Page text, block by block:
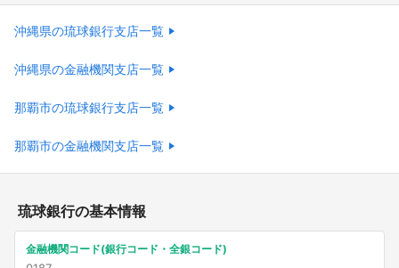
沖縄県の琉球銀行支店一覧
沖縄県の金融機関支店一覧
那覇市の琉球銀行支店一覧
那覇市の金融機関支店一覧
琉球銀行の基本情報
金融機関コード(銀行コード・全銀コード)